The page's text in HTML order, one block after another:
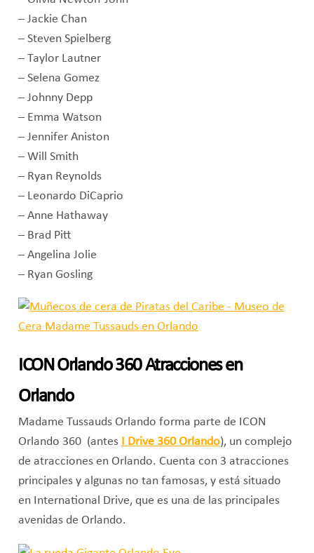
– Jackie Chan
– Steven Spielberg
– Taylor Lautner
– Selena Gomez
– Johnny Depp
– Emma Watson
– Jennifer Aniston
– Will Smith
– Ryan Reynolds
– Leonardo DiCaprio
– Anne Hathaway
– Brad Pitt
– Angelina Jolie
– Ryan Gosling
ICON Orlando 360 Atracciones en
Orlando
Madame Tussauds Orlando forma parte de ICON
Orlando 360 (antes I Drive 360 Orlando), un complejo
de atracciones en Orlando. Cuenta con 3 atracciones
principales y algunas no tan famosas, y está situado
en International Drive, que es una de las principales
avenidas de Orlando.